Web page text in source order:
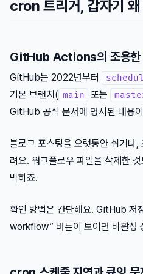
cron 트리거, 갑자기
GitHub Actions의 조용한
GitHub는 2022년부터
기본 브랜치( main 또는
GitHub 공식 문서에 명시된 내용
블로그 포스팅을 오랫동안 쉬거나,
려요. 워크플로우 파일을 삭제한
막하죠.
확인 방법은 간단해요. GitHub 저
workflow” 버튼이 보이면 비활성